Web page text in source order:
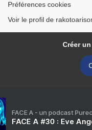
Préférences cookies
Voir le profil de
Créer
FACE A - un podcast
FACE A #30 : Eve